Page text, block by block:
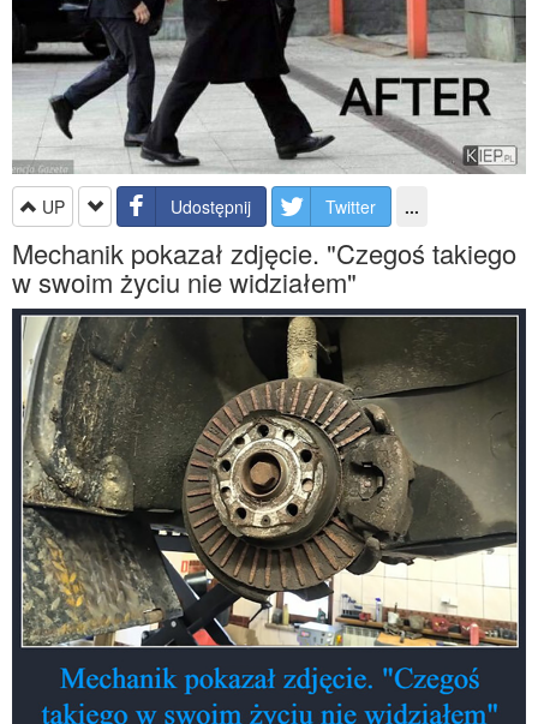
UP Udostępnij Twitter ...
Mechanik pokazał zdjęcie. "Czegoś takiego
w swoim życiu nie widziałem"